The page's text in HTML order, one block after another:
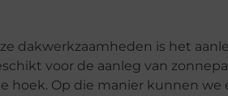
dakwerkzaamheden is het
voor de aanleg van
hoek. Op die manier kunnen we